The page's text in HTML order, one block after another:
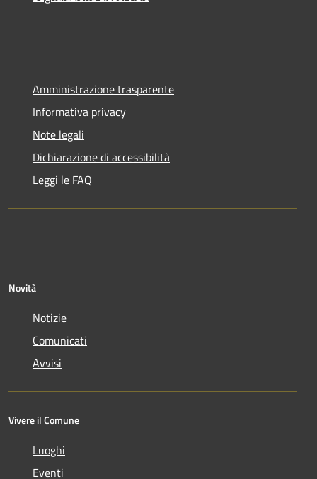
Amministrazione trasparente
Informativa privacy
Note legali
Dichiarazione di accessibilità
Leggi le FAQ
Novità
Notizie
Comunicati
Avvisi
Vivere il Comune
Luoghi
Eventi